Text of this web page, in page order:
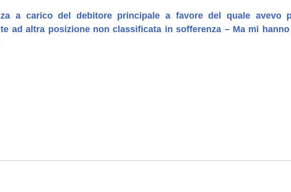
a carico del debitore principale a favore del quale avevo
ad altra posizione non classificata in sofferenza – Ma mi